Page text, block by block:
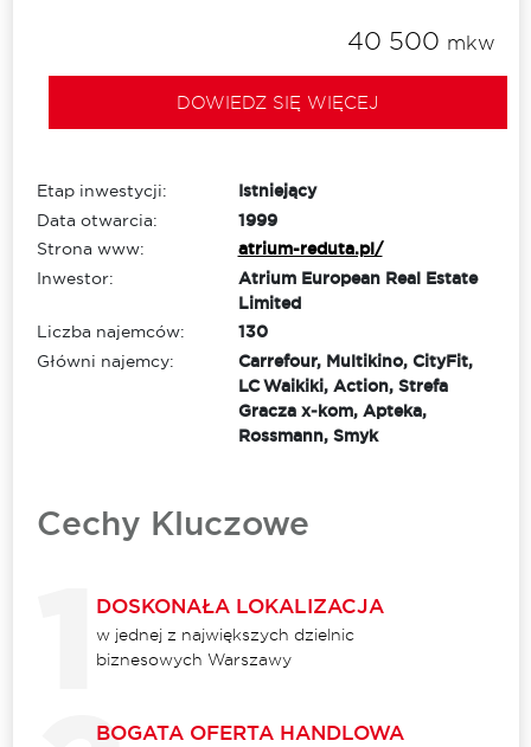
40 500 mkw
DOWIEDZ SIĘ WIĘCEJ
Etap inwestycji:
Istniejący
Data otwarcia:
1999
Strona www:
atrium-reduta.pl/
Inwestor:
Atrium European Real Estate
Limited
Liczba najemców:
130
Główni najemcy:
Carrefour, Multikino, CityFit,
LC Waikiki, Action, Strefa
Gracza x‑kom, Apteka,
Rossmann, Smyk
Cechy Kluczowe
DOSKONAŁA LOKALIZACJA
w jednej z największych dzielnic
biznesowych Warszawy
BOGATA OFERTA HANDLOWA